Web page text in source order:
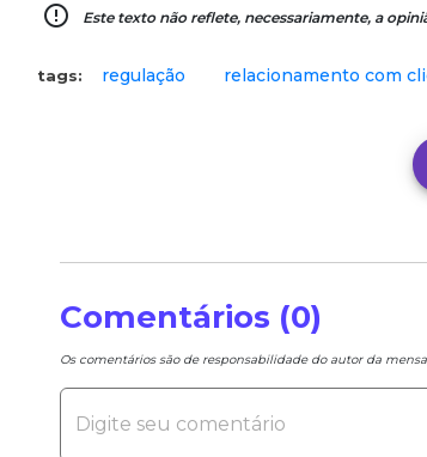
error_outline Este texto não reflete, necessariamente, a
tags: regulação relacionamento com
Comentários (0)
Os comentários são de responsabilidade do autor da